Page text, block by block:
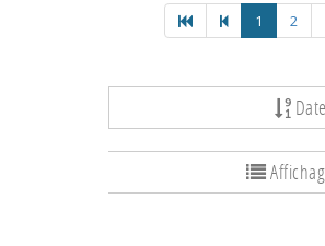
1 2
Date